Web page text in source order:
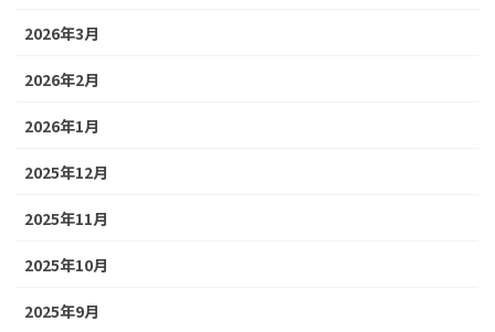
2026年3月
2026年2月
2026年1月
2025年12月
2025年11月
2025年10月
2025年9月